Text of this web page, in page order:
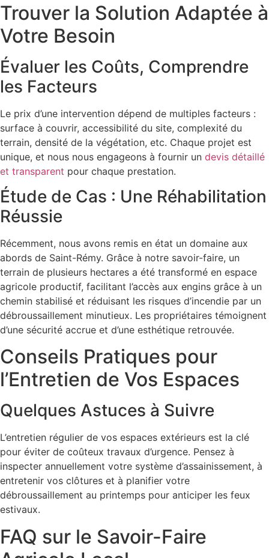
Trouver la Solution Adaptée à
Votre Besoin
Évaluer les Coûts, Comprendre
les Facteurs
Le prix d’une intervention dépend de multiples facteurs :
surface à couvrir, accessibilité du site, complexité du
terrain, densité de la végétation, etc. Chaque projet est
unique, et nous nous engageons à fournir un devis détaillé
et transparent pour chaque prestation.
Étude de Cas : Une Réhabilitation
Réussie
Récemment, nous avons remis en état un domaine aux
abords de Saint-Rémy. Grâce à notre savoir-faire, un
terrain de plusieurs hectares a été transformé en espace
agricole productif, facilitant l’accès aux engins grâce à un
chemin stabilisé et réduisant les risques d’incendie par un
débroussaillement minutieux. Les propriétaires témoignent
d’une sécurité accrue et d’une esthétique retrouvée.
Conseils Pratiques pour
l’Entretien de Vos Espaces
Quelques Astuces à Suivre
L’entretien régulier de vos espaces extérieurs est la clé
pour éviter de coûteux travaux d’urgence. Pensez à
inspecter annuellement votre système d’assainissement, à
entretenir vos clôtures et à planifier votre
débroussaillement au printemps pour anticiper les feux
estivaux.
FAQ sur le Savoir-Faire